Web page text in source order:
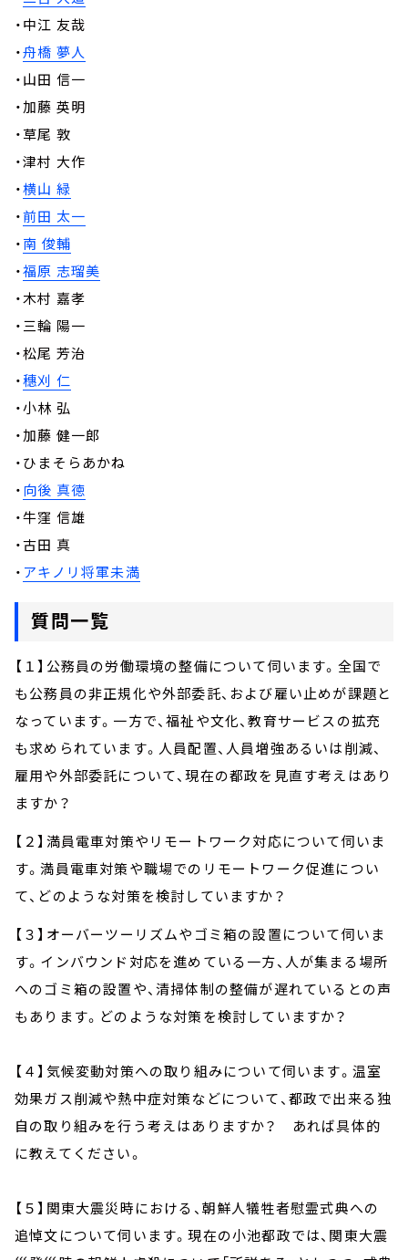
・中江 友哉
・舟橋 夢人
・山田 信一
・加藤 英明
・草尾 敦
・津村 大作
・横山 緑
・前田 太一
・南 俊輔
・福原 志瑠美
・木村 嘉孝
・三輪 陽一
・松尾 芳治
・穗刈 仁
・小林 弘
・加藤 健一郎
・ひまそらあかね
・向後 真徳
・牛窪 信雄
・古田 真
・ アキノリ将軍未満
質問一覧
【１】公務員の労働環境の整備について伺います。全国で
も公務員の非正規化や外部委託、および雇い止めが課題と
なっています。一方で、福祉や文化、教育サービスの拡充
も求められています。人員配置、人員増強あるいは削減、
雇用や外部委託について、現在の都政を見直す考えはあり
ますか？
【２】満員電車対策やリモートワーク対応について伺いま
す。満員電車対策や職場でのリモートワーク促進につい
て、どのような対策を検討していますか？
【３】オーバーツーリズムやゴミ箱の設置について伺いま
す。インバウンド対応を進めている一方、人が集まる場所
へのゴミ箱の設置や、清掃体制の整備が遅れているとの声
もあります。どのような対策を検討していますか？
【４】気候変動対策への取り組みについて伺います。温室
効果ガス削減や熱中症対策などについて、都政で出来る独
自の取り組みを行う考えはありますか？ あれば具体的
に教えてください。
【５】関東大震災時における、朝鮮人犠牲者慰霊式典への
追悼文について伺います。現在の小池都政では、関東大震